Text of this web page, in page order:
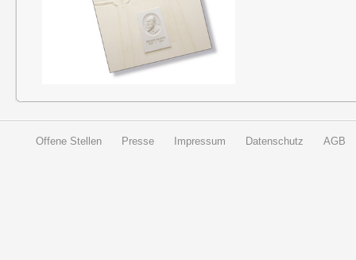
Offene Stellen Presse Impressum Datenschutz AGB